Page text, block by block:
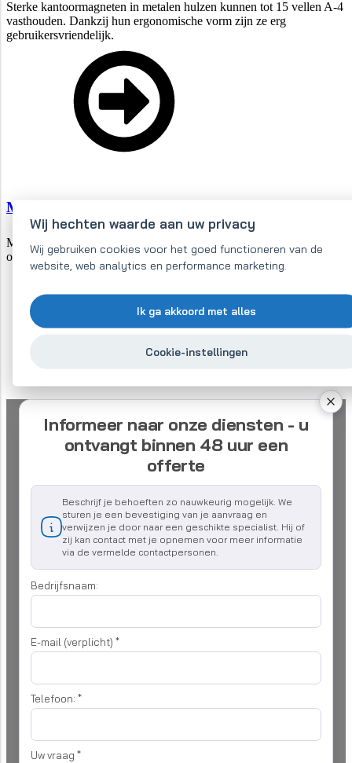
Wij hechten waarde aan uw privacy
Wij gebruiken cookies voor het goed functioneren van de
website, web analytics en performance marketing.
Ik ga akkoord met alles
Cookie-instellingen
Sterke kantoormagneten in metalen hulzen kunnen tot 15 vellen A-4
vasthouden. Dankzij hun ergonomische vorm zijn ze erg
gebruikersvriendelijk.
Magnetische nummers
Magnetische nummers zijn een uitstekende hulpmiddel in het
onderwijs voor kleine scholieren die spelenderwijs leren rekenen.
Informeer naar onze diensten - u
ontvangt binnen 48 uur een
offerte
Beschrijf je behoeften zo nauwkeurig mogelijk. We
sturen je een bevestiging van je aanvraag en
verwijzen je door naar een geschikte specialist. Hij of
zij kan contact met je opnemen voor meer informatie
via de vermelde contactpersonen.
Bedrijfsnaam:
E-mail (verplicht) *
Telefoon: *
Uw vraag *